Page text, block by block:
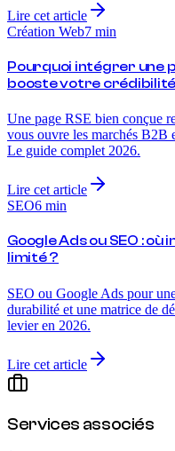
Lire cet article
Création Web7 min
Pourquoi intégrer une
booste votre
Une page RSE bien conçue
vous ouvre les marchés
Le guide complet 2026.
Lire cet article
SEO6 min
Google Ads ou SEO :
limité ?
SEO ou Google Ads pour
durabilité et une matrice de
levier en 2026.
Lire cet article
Services associés